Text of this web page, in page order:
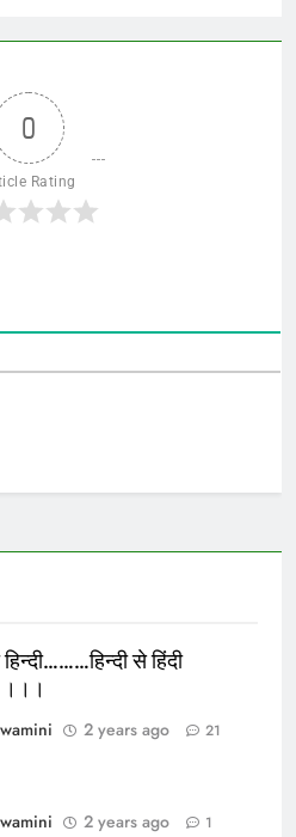
0
Rating
हिन्दी………हिन्दी से हिंदी
2 years ago 21
2 years ago 1